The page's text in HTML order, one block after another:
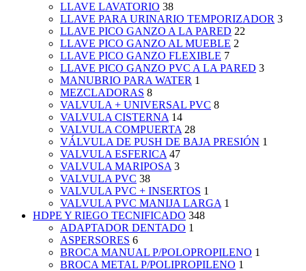
LLAVE LAVATORIO 38
LLAVE PARA URINARIO TEMPORIZADOR 3
LLAVE PICO GANZO A LA PARED 22
LLAVE PICO GANZO AL MUEBLE 2
LLAVE PICO GANZO FLEXIBLE 7
LLAVE PICO GANZO PVC A LA PARED 3
MANUBRIO PARA WATER 1
MEZCLADORAS 8
VALVULA + UNIVERSAL PVC 8
VALVULA CISTERNA 14
VALVULA COMPUERTA 28
VÁLVULA DE PUSH DE BAJA PRESIÓN 1
VALVULA ESFERICA 47
VALVULA MARIPOSA 3
VALVULA PVC 38
VALVULA PVC + INSERTOS 1
VALVULA PVC MANIJA LARGA 1
HDPE Y RIEGO TECNIFICADO 348
ADAPTADOR DENTADO 1
ASPERSORES 6
BROCA MANUAL P/POLOPROPILENO 1
BROCA METAL P/POLIPROPILENO 1